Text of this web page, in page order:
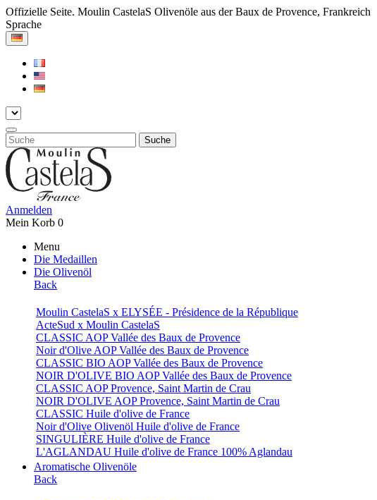
Offizielle Seite. Moulin CastelaS Olivenöle aus der Baux de Provence, Frankreich
Sprache
Suche
Anmelden
Mein Korb 0
Menu
Die Medaillen
Die Olivenöl
Back
Moulin CastelaS x ELYSÉE - Présidence de la République
ActeSud x Moulin CastelaS
CLASSIC AOP Vallée des Baux de Provence
Noir d'Olive AOP Vallée des Baux de Provence
CLASSIC BIO AOP Vallée des Baux de Provence
NOIR D'OLIVE BIO AOP Vallée des Baux de Provence
CLASSIC AOP Provence, Saint Martin de Crau
NOIR D'OLIVE AOP Provence, Saint Martin de Crau
CLASSIC Huile d'olive de France
Noir d'Olive Olivenöl Huile d'olive de France
SINGULIÈRE Huile d'olive de France
L'AGLANDAU Huile d'olive de France 100% Aglandau
Aromatische Olivenöle
Back